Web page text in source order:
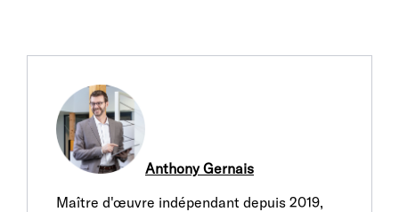
Anthony Gernais
Maître d'œuvre indépendant depuis 2019,